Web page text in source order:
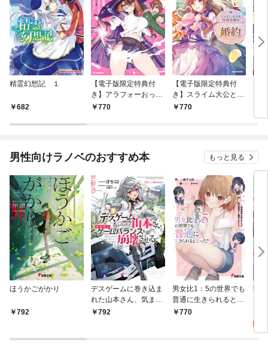
精霊幻想記 １
682
【電子版限定特典付
き】アラフォーおっさ
んはスローライフの夢
770
【電子版限定特典付
き】スライム大公と没
落令嬢のあんがい幸せ
770
男性向けラノベのおすすめ本 もっと見る
ほうかごがかり
792
デスゲームに巻き込ま
れた山本さん、気まま
にゲームバランスを崩
792
男女比1：5の世界でも
普通に生きられると思
った？ ～激重感情な
770
戦
特